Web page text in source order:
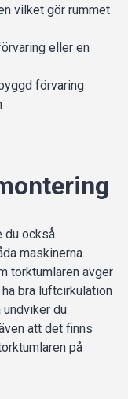
vilket gör rummet
eller en
förvaring
du också
maskinerna.
torktumlaren avger
bra luftcirkulation
du
att det finns
på